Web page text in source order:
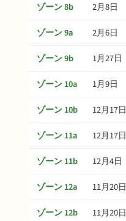
ゾーン 8b
2月8日
ゾーン 9a
2月6日
ゾーン 9b
1月27日
ゾーン 10a
1月9日
ゾーン 10b
12月17日
ゾーン 11a
12月17日
ゾーン 11b
12月4日
ゾーン 12a
11月20日
ゾーン 12b
11月20日